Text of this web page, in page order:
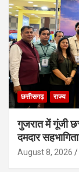
छत्तीसगढ़ राज्य
गुजरात में गूंजी
दमदार सहभागिता
August 8, 2026